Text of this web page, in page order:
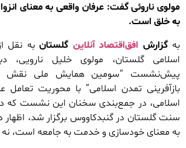
مولوی ناروئی گفت: عرفان واقعی به معنای
به خلق است.
به گزارش افق‌اقتصاد آنلاین گلستان به نقل
اسلامی گلستان، مولوی خلیل
پیش‌نشست “سومین همایش ملی نقش
بازآفرینی تمدن اسلامی” با محوریت تعامل
اسلامی، در جمع‌بندی سخنان این نشست که
سنت گلستان در گنبدکاووس برگزار شد،
به معنای خودسازی و خدمت به جامعه است، نه